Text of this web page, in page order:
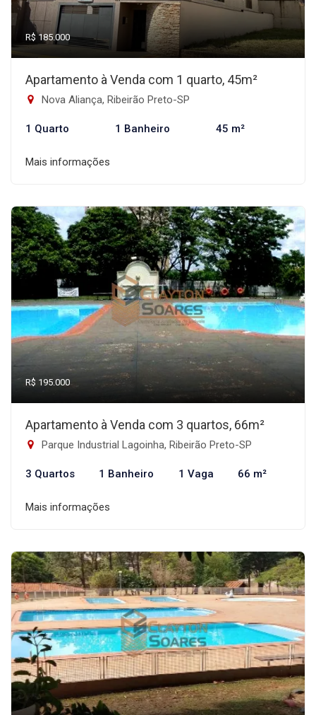
R$ 185.000
Apartamento à Venda com 1 quarto, 45m²
Nova Aliança, Ribeirão Preto-SP
1 Quarto 1 Banheiro 45 m²
Mais informações
R$ 195.000
Apartamento à Venda com 3 quartos, 66m²
Parque Industrial Lagoinha, Ribeirão Preto-SP
3 Quartos 1 Banheiro 1 Vaga 66 m²
Mais informações